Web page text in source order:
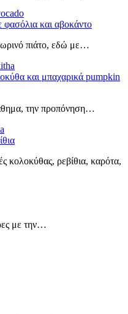
φασόλια και αβοκάντο
πιάτο, εδώ με…
και μπαχαρικά pumpkin
την προπόνηση…
κολοκύθας, ρεβίθια, καρότα,
με την…